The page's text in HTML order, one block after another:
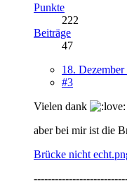
Punkte
222
Beiträge
47
18. Dezember
#3
Vielen dank
aber bei mir ist die
Brücke nicht